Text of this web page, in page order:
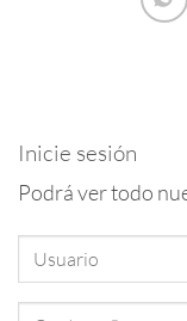
Inicie sesión
Podrá ver todo